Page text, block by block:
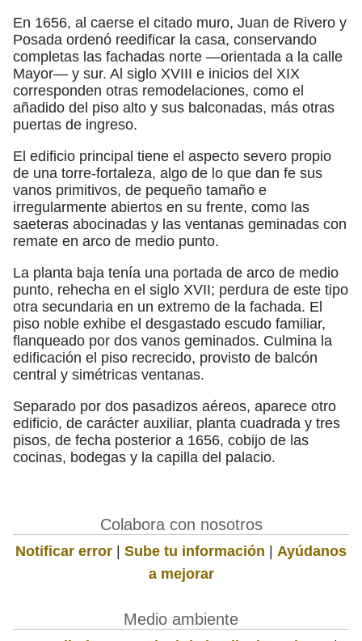
En 1656, al caerse el citado muro, Juan de Rivero y
Posada ordenó reedificar la casa, conservando
completas las fachadas norte —orientada a la calle
Mayor— y sur. Al siglo XVIII e inicios del XIX
corresponden otras remodelaciones, como el
añadido del piso alto y sus balconadas, más otras
puertas de ingreso.
El edificio principal tiene el aspecto severo propio
de una torre-fortaleza, algo de lo que dan fe sus
vanos primitivos, de pequeño tamaño e
irregularmente abiertos en su frente, como las
saeteras abocinadas y las ventanas geminadas con
remate en arco de medio punto.
La planta baja tenía una portada de arco de medio
punto, rehecha en el siglo XVII; perdura de este tipo
otra secundaria en un extremo de la fachada. El
piso noble exhibe el desgastado escudo familiar,
flanqueado por dos vanos geminados. Culmina la
edificación el piso recrecido, provisto de balcón
central y simétricas ventanas.
Separado por dos pasadizos aéreos, aparece otro
edificio, de carácter auxiliar, planta cuadrada y tres
pisos, de fecha posterior a 1656, cobijo de las
cocinas, bodegas y la capilla del palacio.
Colabora con nosotros
Notificar error | Sube tu información | Ayúdanos
a mejorar
Medio ambiente